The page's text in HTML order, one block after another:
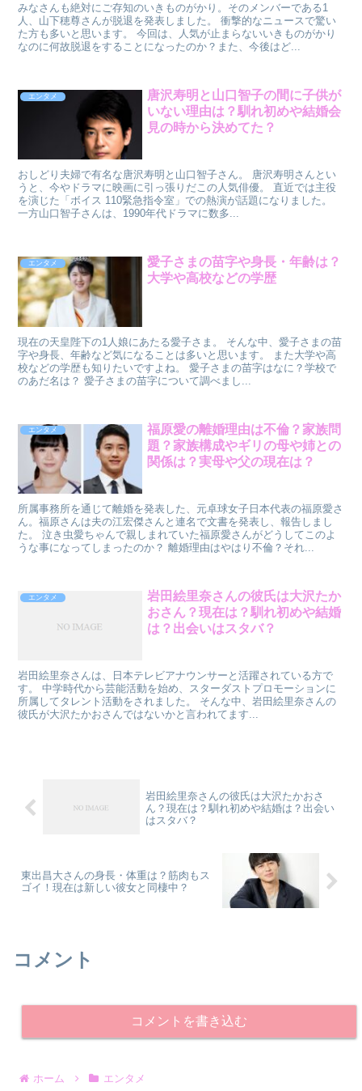
みなさんも絶対にご存知のいきものがかり。そのメンバーである1
人、山下穂尊さんが脱退を発表しました。 衝撃的なニュースで驚い
た方も多いと思います。 今回は、人気が止まらないいきものがかり
なのに何故脱退をすることになったのか？また、今後はど...
エンタメ
唐沢寿明と山口智子の間に子供が
いない理由は？馴れ初めや結婚会
見の時から決めてた？
おしどり夫婦で有名な唐沢寿明と山口智子さん。 唐沢寿明さんとい
うと、今やドラマに映画に引っ張りだこの人気俳優。 直近では主役
を演じた「ボイス 110緊急指令室」での熱演が話題になりました。
一方山口智子さんは、1990年代ドラマに数多...
エンタメ
愛子さまの苗字や身長・年齢は？
大学や高校などの学歴
現在の天皇陛下の1人娘にあたる愛子さま。 そんな中、愛子さまの苗
字や身長、年齢など気になることは多いと思います。 また大学や高
校などの学歴も知りたいですよね。 愛子さまの苗字はなに？学校で
のあだ名は？ 愛子さまの苗字について調べまし...
エンタメ
福原愛の離婚理由は不倫？家族問
題？家族構成やギリの母や姉との
関係は？実母や父の現在は？
所属事務所を通じて離婚を発表した、元卓球女子日本代表の福原愛さ
ん。福原さんは夫の江宏傑さんと連名で文書を発表し、報告しまし
た。 泣き虫愛ちゃんで親しまれていた福原愛さんがどうしてこのよ
うな事になってしまったのか？ 離婚理由はやはり不倫？それ...
エンタメ
岩田絵里奈さんの彼氏は大沢たか
おさん？現在は？馴れ初めや結婚
は？出会いはスタバ？
岩田絵里奈さんは、日本テレビアナウンサーと活躍されている方で
す。 中学時代から芸能活動を始め、スターダストプロモーションに
所属してタレント活動をされました。 そんな中、岩田絵里奈さんの
彼氏が大沢たかおさんではないかと言われてます...
岩田絵里奈さんの彼氏は大沢たかおさ
ん？現在は？馴れ初めや結婚は？出会い
はスタバ？
東出昌大さんの身長・体重は？筋肉もス
ゴイ！現在は新しい彼女と同棲中？
コメント
コメントを書き込む
ホーム エンタメ